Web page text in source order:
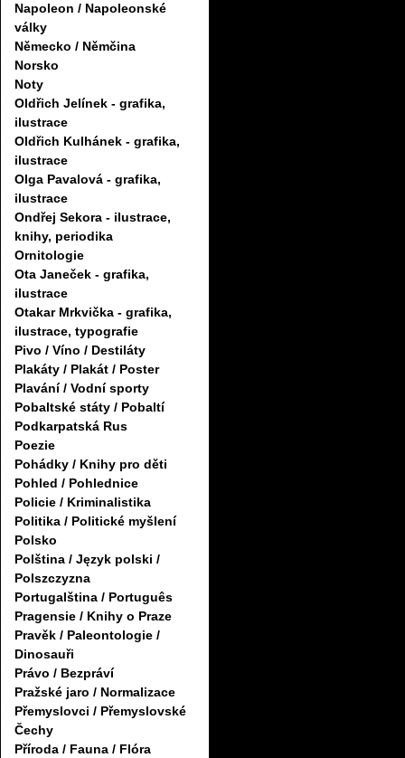
Napoleon / Napoleonské
války
Německo / Němčina
Norsko
Noty
Oldřich Jelínek - grafika,
ilustrace
Oldřich Kulhánek - grafika,
ilustrace
Olga Pavalová - grafika,
ilustrace
Ondřej Sekora - ilustrace,
knihy, periodika
Ornitologie
Ota Janeček - grafika,
ilustrace
Otakar Mrkvička - grafika,
ilustrace, typografie
Pivo / Víno / Destiláty
Plakáty / Plakát / Poster
Plavání / Vodní sporty
Pobaltské státy / Pobaltí
Podkarpatská Rus
Poezie
Pohádky / Knihy pro děti
Pohled / Pohlednice
Policie / Kriminalistika
Politika / Politické myšlení
Polsko
Polština / Język polski /
Polszczyzna
Portugalština / Português
Pragensie / Knihy o Praze
Pravěk / Paleontologie /
Dinosauři
Právo / Bezpráví
Pražské jaro / Normalizace
Přemyslovci / Přemyslovské
Čechy
Příroda / Fauna / Flóra